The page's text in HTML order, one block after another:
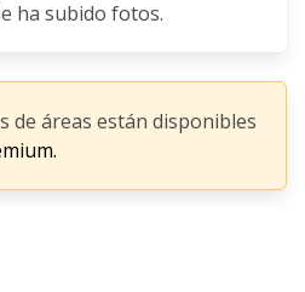
ha subido fotos.
de áreas están disponibles